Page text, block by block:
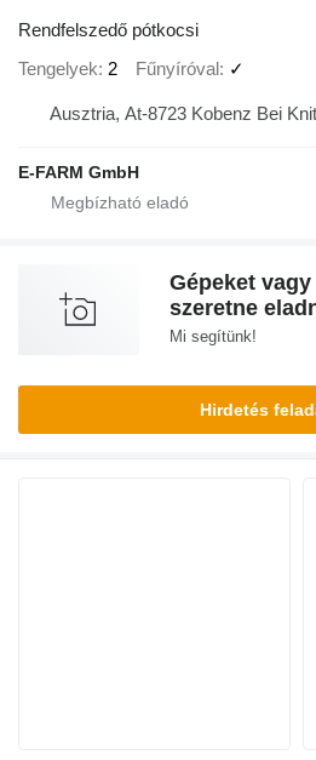
Rendfelszedő pótkocsi
Tengelyek 2 Fűnyíróval ✓
Ausztria, At-8723 Kobenz Bei
E-FARM GmbH
Gépeket
szeretne
Mi segítünk!
Hirdetés